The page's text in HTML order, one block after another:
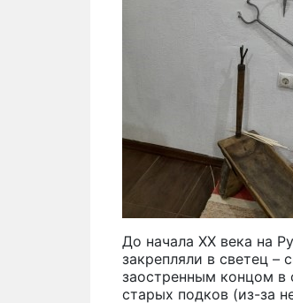
До начала XX века на
закрепляли в светец –
заостренным концом в
старых подков (из-за